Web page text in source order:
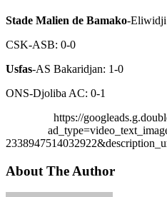
Stade Malien de Bamako-Eliwidji
CSK-ASB: 0-0
Usfas-AS Bakaridjan: 1-0
ONS-Djoliba AC: 0-1
https://
About The Author